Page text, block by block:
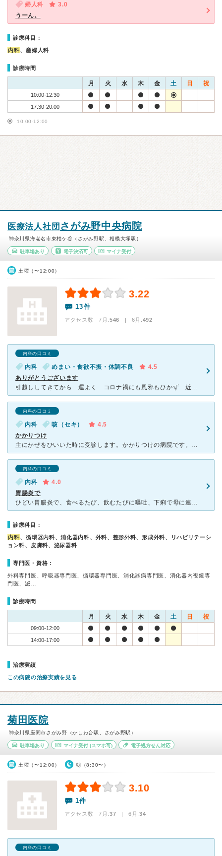
婦人科
3.0
うーん。
診療科目：
内科、産婦人科
診療時間
月 火 水 木 金 土 日 祝
10:00-12:30
17:30-20:00
10:00-12:00
医療法人社団 さがみ野中央病院
神奈川県海老名市東柏ケ谷（さがみ野駅、相模大塚駅）
駐車場あり 電子決済可 マイナ受付
土曜（〜12:00）
3.22
13件
アクセス数 7月:546 | 6月:492
内科の口コミ
内科 めまい・食欲不振・体調不良
4.5
ありがとうございます
引越ししてきてから 運よく コロナ禍にも風邪もひかず 近所で総合病院は電車から見えたここしかわからないので急にふらふらするという主人をタクシーで行かせました。状況から先生がいろいろ検査してくださり二俣
内科の口コミ
内科 咳（セキ）
4.5
かかりつけ
主にかぜをひいいた時に受診します。かかりつけの病院です。かれこれ１０年位お世話になっていいます。肺炎で入院経験もあります。 医師、スタッフの皆さんとても親切です。待合室はいつも混んでいますが、TVが
内科の口コミ
内科
4.0
胃腸炎で
ひどい胃腸炎で、食べるたび、飲むたびに嘔吐、下痢で母に連れてきてもらったのがこの病院でした。 ちょうど風邪が流行っているときで、患者さんはかなりいて、待ち時間も長かったです。 先生は丁寧な診察で、
診療科目：
内科、循環器内科、消化器内科、外科、整形外科、形成外科、リハビリテーシ
ョン科、皮膚科、泌尿器科
専門医・資格：
外科専門医、呼吸器専門医、循環器専門医、消化器病専門医、消化器内視鏡専
門医、泌…
診療時間
月 火 水 木 金 土 日 祝
09:00-12:00
14:00-17:00
治療実績
この病院の治療実績を見る
菊田医院
神奈川県座間市さがみ野（かしわ台駅、さがみ野駅）
駐車場あり マイナ受付(スマホ可) 電子処方せん対応
土曜（〜12:00） 朝（8:30〜）
3.10
1件
アクセス数 7月:37 | 6月:34
内科の口コミ